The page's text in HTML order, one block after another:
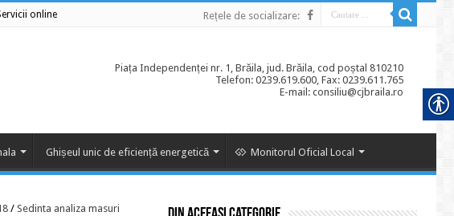
online Rețele de socializare:
Piața Independenței nr. 1, Brăila, jud. Brăila, cod poștal 810210
Telefon: 0239.619.600, Fax: 0239.611.765
E-mail: consiliu@cjbraila.ro
Ghișeul unic de eficiență energetică Monitorul Oficial Local
/ Sedinta analiza masuri